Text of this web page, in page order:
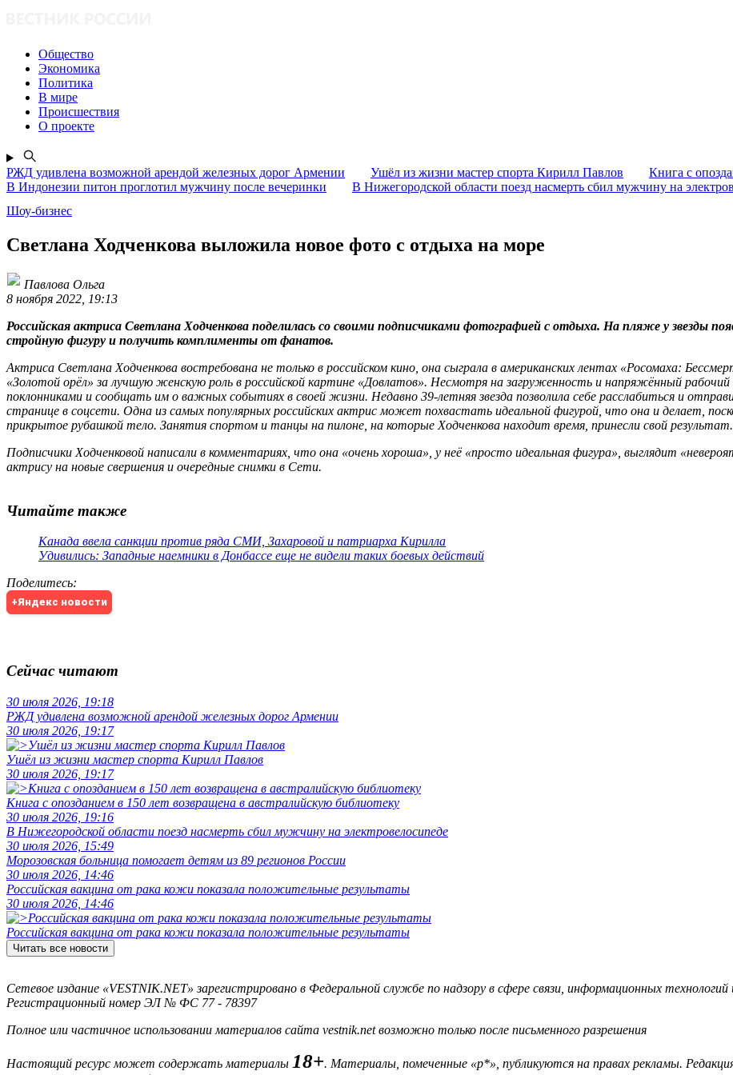
Общество
Экономика
Политика
В мире
Происшествия
О проекте
РЖД удивлена возможной арендой железных дорог Армении Ушёл из жизни мастер спорта Кирилл Павлов
Книга с
В Индонезии питон проглотил мужчину после вечеринки
В Нижегородской области поезд насмерть сбил мужчину на
Шоу-бизнес
Светлана Ходченкова выложила новое фото с отдыха на море
Павлова Ольга
8 ноября 2022, 19:13
Российская актриса Светлана Ходченкова поделилась со своими подписчиками фотографией с отдыха. На пляже у звезды
стройную фигуру и получить комплименты от фанатов.
Актриса Светлана Ходченкова востребована не только в российском кино, она сыграла в американских лентах «Росомаха:
«Золотой орёл» за лучшую женскую роль в российской картине «Довлатов». Несмотря на загруженность и напряжённый
поклонниками и сообщать им о важных событиях в своей жизни. Недавно 39-летняя звезда позволила себе расслабиться и
странице в соцсети. Одна из самых популярных российских актрис может похвастать идеальной фигурой, что она и делает,
прикрытое рубашкой тело. Занятия спортом и танцы на пилоне, на которые Ходченкова находит время, принесли свой результат.
Подписчики Ходченковой написали в комментариях, что она «очень хороша», у неё «просто идеальная фигура», выглядит
актрису на новые свершения и очередные снимки в Сети.
Читайте также
Канада ввела санкции против ряда СМИ, Захаровой и патриарха Кирилла
Удивились: Западные наемники в Донбассе еще не видели таких боевых действий
Поделитесь:
+Яндекс новости
Сейчас читают
30 июля 2026, 19:18
РЖД удивлена возможной арендой железных дорог Армении
30 июля 2026, 19:17
Ушёл из жизни мастер спорта Кирилл Павлов
30 июля 2026, 19:17
Книга с опозданием в 150 лет возвращена в австралийскую библиотеку
30 июля 2026, 19:16
В Нижегородской области поезд насмерть сбил мужчину на электровелосипеде
30 июля 2026, 15:49
Морозовская больница помогает детям из 89 регионов России
30 июля 2026, 14:46
Российская вакцина от рака кожи показала положительные результаты
30 июля 2026, 14:46
Российская вакцина от рака кожи показала положительные результаты
Читать все новости
Сетевое издание «VESTNIK.NET» зарегистрировано в Федеральной службе по надзору в сфере связи, информационных
Регистрационный номер ЭЛ № ФС 77 - 78397
Полное или частичное использовании материалов сайта vestnik.net возможно только после письменного разрешения
Настоящий ресурс может содержать материалы 18+. Материалы, помеченные «р*», публикуются на правах рекламы.